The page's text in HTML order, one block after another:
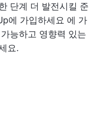
단계 더 발전시킬 준
에 가입하세요 에 가
능하고 영향력 있는
요.